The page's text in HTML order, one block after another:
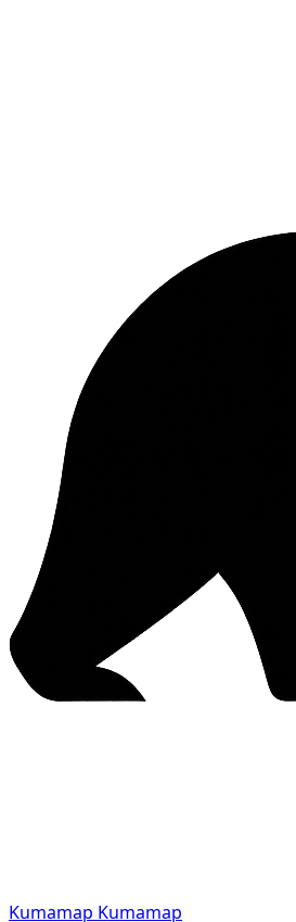
Kumamap Kumamap